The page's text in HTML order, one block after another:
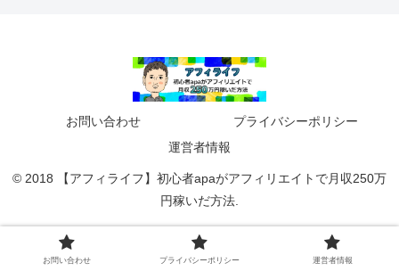
お問い合わせ
プライバシーポリシー
運営者情報
© 2018 【アフィライフ】初心者apaがアフィリエイトで月収250万
円稼いだ方法.
お問い合わせ プライバシーポリシー 運営者情報